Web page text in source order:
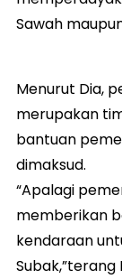
Sawah
Menurut Dia,
merupakan
bantuan
dimaksud.
“Apalagi
memberikan
kendaraan